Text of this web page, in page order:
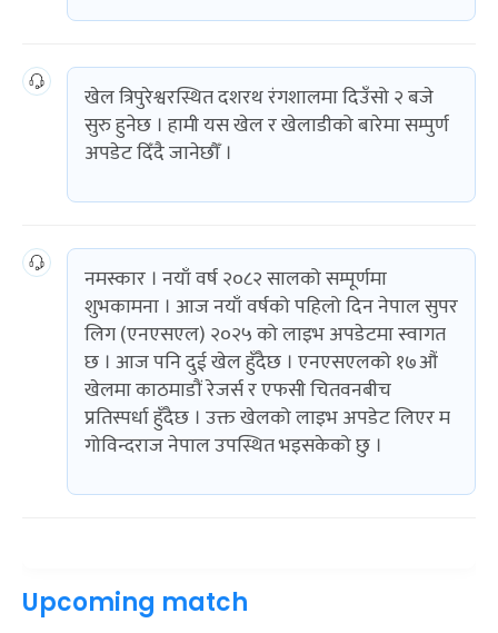
खेल त्रिपुरेश्वरस्थित दशरथ रंगशालमा दिउँसो २ बजे
सुरु हुनेछ । हामी यस खेल र खेलाडीको बारेमा सम्पुर्ण
अपडेट दिँदै जानेछौँ ।
नमस्कार । नयाँ वर्ष २०८२ सालको सम्पूर्णमा
शुभकामना । आज नयाँ वर्षको पहिलो दिन नेपाल सुपर
लिग (एनएसएल) २०२५ को लाइभ अपडेटमा स्वागत
छ । आज पनि दुई खेल हुँदैछ । एनएसएलको १७औं
खेलमा काठमाडौं रेजर्स र एफसी चितवनबीच
प्रतिस्पर्धा हुँदैछ । उक्त खेलको लाइभ अपडेट लिएर म
गोविन्दराज नेपाल उपस्थित भइसकेको छु ।
Upcoming match